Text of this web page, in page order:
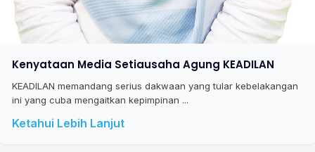
Kenyataan Media Setiausaha Agung KEADILAN
KEADILAN memandang serius dakwaan yang tular kebelakangan
ini yang cuba mengaitkan kepimpinan ...
Ketahui Lebih Lanjut